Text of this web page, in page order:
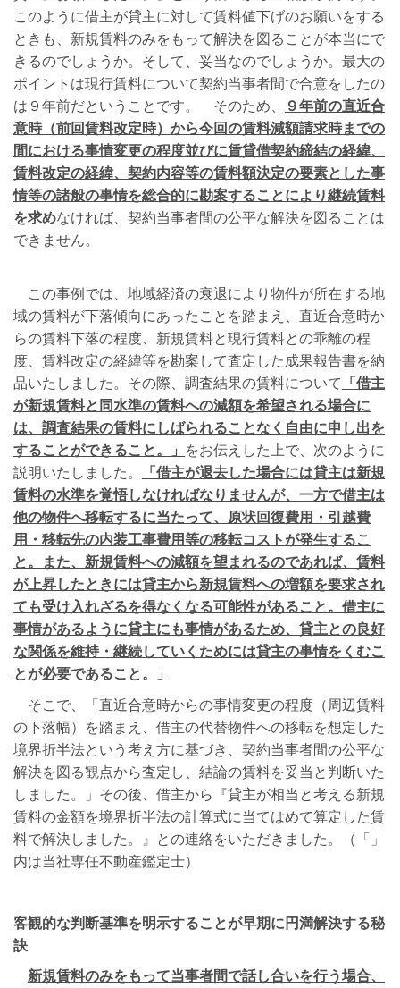
このように借主が貸主に対して賃料値下げのお願いをする
ときも、新規賃料のみをもって解決を図ることが本当にで
きるのでしょうか。そして、妥当なのでしょうか。最大の
ポイントは現行賃料について契約当事者間で合意をしたの
は９年前だということです。 そのため、
９年前の直近合
意時（前回賃料改定時）から今回の賃料減額請求時までの
間における事情変更の程度並びに賃貸借契約締結の経緯、
賃料改定の経緯、契約内容等の賃料額決定の要素とした事
情等の諸般の事情を総合的に勘案することにより継続賃料
を求めなければ、契約当事者間の公平な解決を図ることは
できません。
この事例では、地域経済の衰退により物件が所在する地
域の賃料が下落傾向にあったことを踏まえ、直近合意時か
らの賃料下落の程度、新規賃料と現行賃料との乖離の程
度、賃料改定の経緯等を勘案して査定した成果報告書を納
品いたしました。その際、調査結果の賃料について
「借主
が新規賃料と同水準の賃料への減額を希望される場合に
は、調査結果の賃料にしばられることなく自由に申し出を
することができること。」
をお伝えした上で、次のように
説明いたしました。
「借主が退去した場合には貸主は新規
賃料の水準を覚悟しなければなりませんが、一方で借主は
他の物件へ移転するに当たって、原状回復費用・引越費
用・移転先の内装工事費用等の移転コストが発生するこ
と。また、新規賃料への減額を望まれるのであれば、賃料
が上昇したときには貸主から新規賃料への増額を要求され
ても受け入れざるを得なくなる可能性があること。借主に
事情があるように貸主にも事情があるため、貸主との良好
な関係を維持・継続していくためには貸主の事情をくむこ
とが必要であること。」
そこで、「直近合意時からの事情変更の程度（周辺賃料
の下落幅）を踏まえ、借主の代替物件への移転を想定した
境界折半法という考え方に基づき、契約当事者間の公平な
解決を図る観点から査定し、結論の賃料を妥当と判断いた
しました。」その後、借主から『貸主が相当と考える新規
賃料の金額を境界折半法の計算式に当てはめて算定した賃
料で解決しました。』との連絡をいただきました。（「」
内は当社専任不動産鑑定士）
客観的な判断基準を明示することが早期に円満解決する秘
訣
新規賃料のみをもって当事者間で話し合いを行う場合、